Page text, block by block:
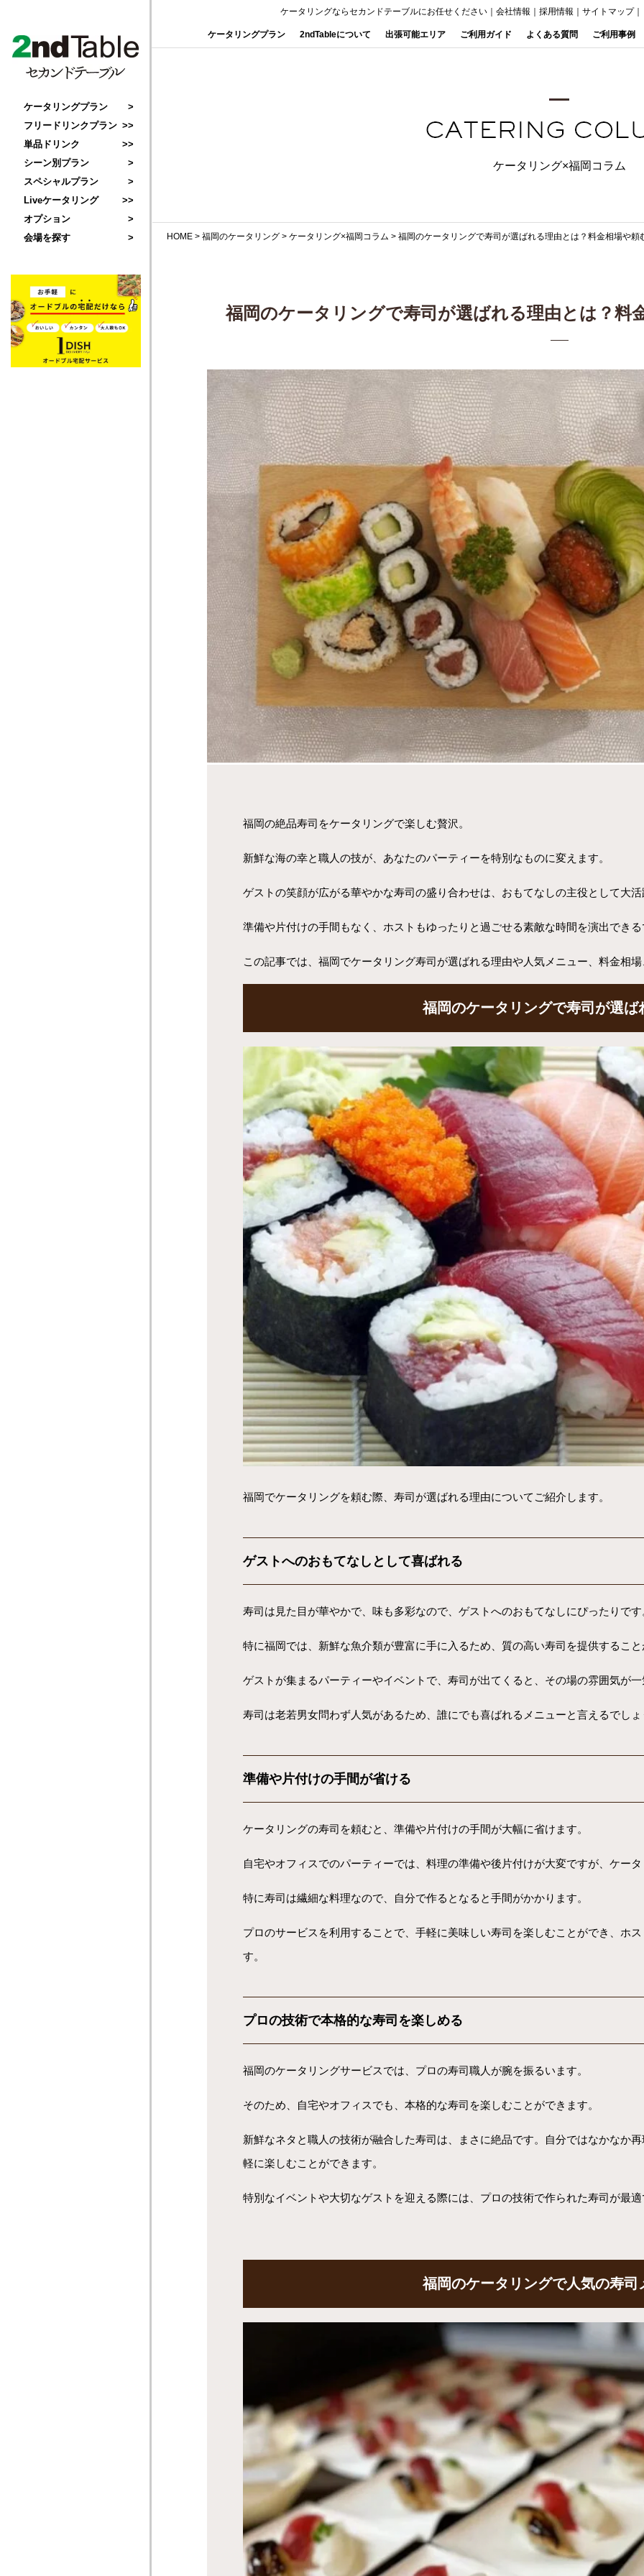
ケータリングならセカンドテーブルにお任せください 会社情報 採用情報 サイトマップ｜
ケータリングプラン 2ndTableについて 出張可能エリア ご利用ガイド よくある質問 ご利用事例
ケータリングプラン
フリードリンクプラン
単品ドリンク
シーン別プラン
スペシャルプラン
Liveケータリング
オプション
会場を探す
ケータリング×福岡コラム
HOME > 福岡のケータリング > ケータリング×福岡コラム > 福岡のケータリングで寿司が選ばれる理由とは？料金相場や頼
福岡のケータリングで寿司が選ばれる理由とは？料
福岡の絶品寿司をケータリングで楽しむ贅沢。
新鮮な海の幸と職人の技が、あなたのパーティーを特別なものに変えます。
ゲストの笑顔が広がる華やかな寿司の盛り合わせは、おもてなしの主役として大
準備や片付けの手間もなく、ホストもゆったりと過ごせる素敵な時間を演出でき
この記事では、福岡でケータリング寿司が選ばれる理由や人気メニュー、料金相
福岡のケータリングで寿司が選ば
福岡でケータリングを頼む際、寿司が選ばれる理由についてご紹介します。
ゲストへのおもてなしとして喜ばれる
寿司は見た目が華やかで、味も多彩なので、ゲストへのおもてなしにぴったりです
特に福岡では、新鮮な魚介類が豊富に手に入るため、質の高い寿司を提供するこ
ゲストが集まるパーティーやイベントで、寿司が出てくると、その場の雰囲気が
寿司は老若男女問わず人気があるため、誰にでも喜ばれるメニューと言えるでし
準備や片付けの手間が省ける
ケータリングの寿司を頼むと、準備や片付けの手間が大幅に省けます。
自宅やオフィスでのパーティーでは、料理の準備や後片付けが大変ですが、ケー
特に寿司は繊細な料理なので、自分で作るとなると手間がかかります。
プロのサービスを利用することで、手軽に美味しい寿司を楽しむことができ、ホ
す。
プロの技術で本格的な寿司を楽しめる
福岡のケータリングサービスでは、プロの寿司職人が腕を振るいます。
そのため、自宅やオフィスでも、本格的な寿司を楽しむことができます。
新鮮なネタと職人の技術が融合した寿司は、まさに絶品です。自分ではなかなか
軽に楽しむことができます。
特別なイベントや大切なゲストを迎える際には、プロの技術で作られた寿司が最
福岡のケータリングで人気の寿司